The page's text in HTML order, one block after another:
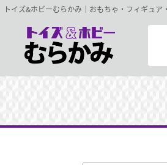
トイズ&ホビーむらかみ｜おもちゃ・フィギュ